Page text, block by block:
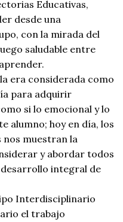
Educativas,
desde una
con la mirada del
saludable entre
era considerada como
para adquirir
si lo emocional y lo
alumno; hoy en día, los
nos muestran la
y abordar todos
integral de
Interdisciplinario
el trabajo